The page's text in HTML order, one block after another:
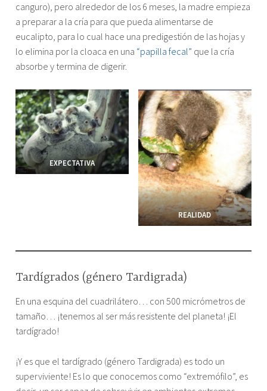
canguro), pero alrededor de los 6 meses, la madre empieza
a preparar a la cría para que pueda alimentarse de
eucalipto, para lo cual hace una predigestión de las hojas y
lo elimina por la cloaca en una “papilla fecal” que la cría
absorbe y termina de digerir.
EXPECTATIVA
REALIDAD
Tardígrados (género Tardigrada)
En una esquina del cuadrilátero… con 500 micrómetros de
tamaño… ¡tenemos al ser más resistente del planeta! ¡El
tardígrado!
¡Y es que el tardígrado (género Tardigrada) es todo un
superviviente! Es lo que conocemos como “extremófilo”, es